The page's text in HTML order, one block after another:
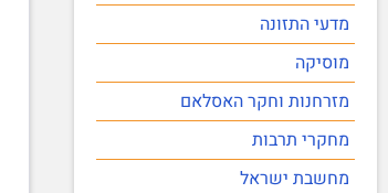
מדעי התזונה
מוסיקה
מזרחנות וחקר האסלאם
מחקרי תרבות
מחשבת ישראל